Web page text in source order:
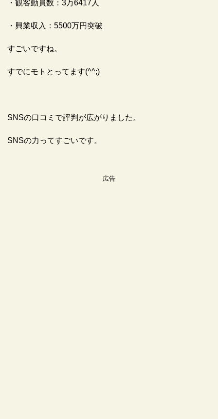
・観客動員数：3万6417人
・興業収入：5500万円突破
すごいですね。
すでにモトとってます(^^;)
SNSの口コミで評判が広がりました。
SNSの力ってすごいです。
広告